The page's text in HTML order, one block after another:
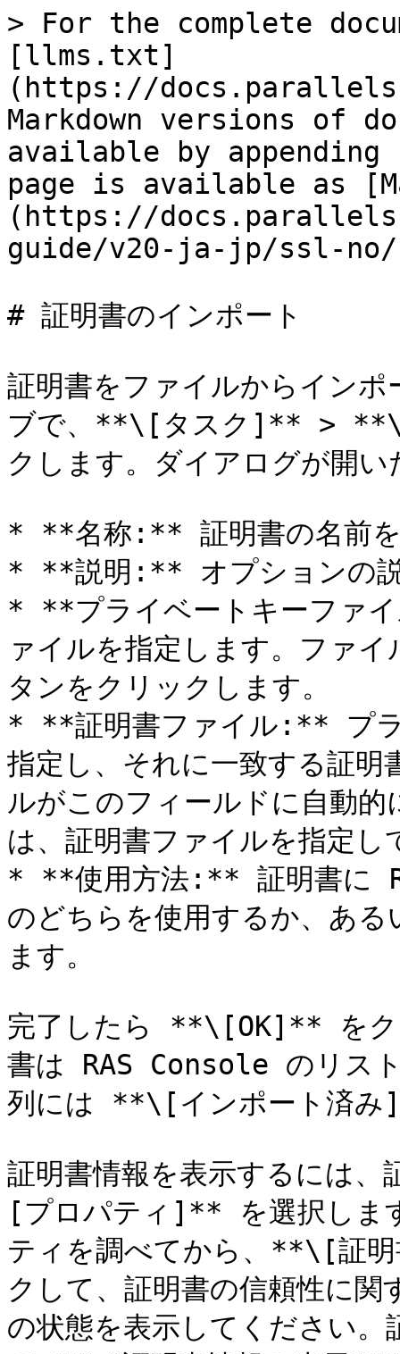
> For the complete
[llms.txt]
(https://
Markdown versions of
available by
page is available as
(https://
guide/v20-ja-jp/ssl-no/
# 証明書のインポート
証明書をファイルからイン
ブで、**\[タスク]** > **\[
クします。ダイアログが開
* **名称:** 証明書の名前を
* **説明:** オプションの
* **プライベートキーファ
ァイルを指定します。フ
タンをクリックします。
* **証明書ファイル:** プラ
指定し、それに一致する証
ルがこのフィールドに自動
は、証明書ファイルを指定し
* **使用方法:** 証明書に
のどちらを使用するか、あ
ます。
完了したら **\[OK]** をク
書は RAS Console のリス
列には **\[インポート済み
証明書情報を表示するには
[プロパティ]** を選択しま
ティを調べてから、**\[証
クして、証明書の信頼性に関
の状態を表示してください